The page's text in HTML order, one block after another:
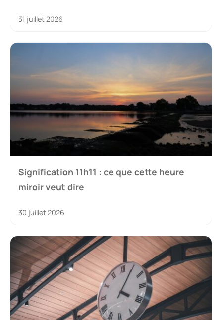
31 juillet 2026
Signification 11h11 : ce que cette heure
miroir veut dire
30 juillet 2026